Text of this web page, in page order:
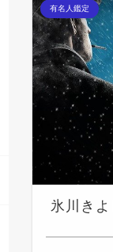
有名人鑑定
氷川き